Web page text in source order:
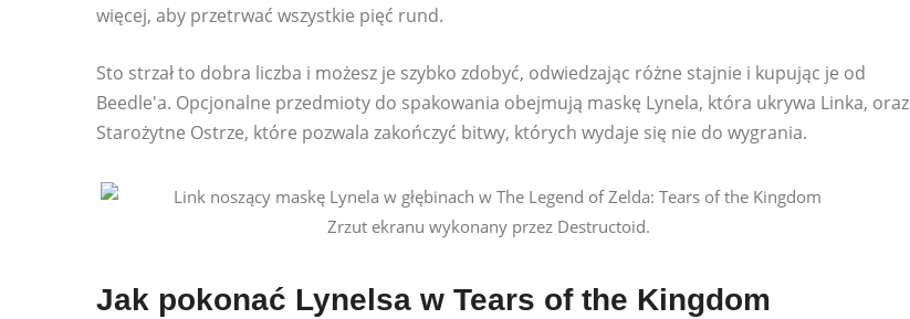
więcej, aby przetrwać wszystkie pięć rund.
Sto strzał to dobra liczba i możesz je szybko zdobyć, odwiedzając różne stajnie i kupując je od
Beedle'a. Opcjonalne przedmioty do spakowania obejmują maskę Lynela, która ukrywa Linka, oraz
Starożytne Ostrze, które pozwala zakończyć bitwy, których wydaje się nie do wygrania.
Zrzut ekranu wykonany przez Destructoid.
Jak pokonać Lynelsa w Tears of the Kingdom